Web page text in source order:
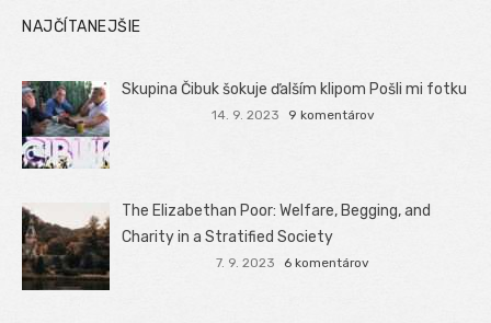
NAJČÍTANEJŠIE
Skupina Čibuk šokuje ďalším klipom Pošli mi fotku
14. 9. 2023 9 komentárov
The Elizabethan Poor: Welfare, Begging, and
Charity in a Stratified Society
7. 9. 2023 6 komentárov